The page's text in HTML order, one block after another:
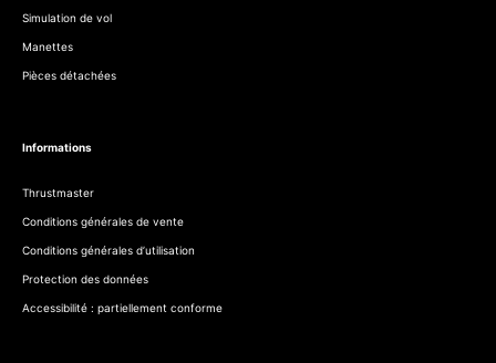
Simulation de vol
Manettes
Pièces détachées
Informations
Thrustmaster
Conditions générales de vente
Conditions générales d’utilisation
Protection des données
Accessibilité : partiellement conforme